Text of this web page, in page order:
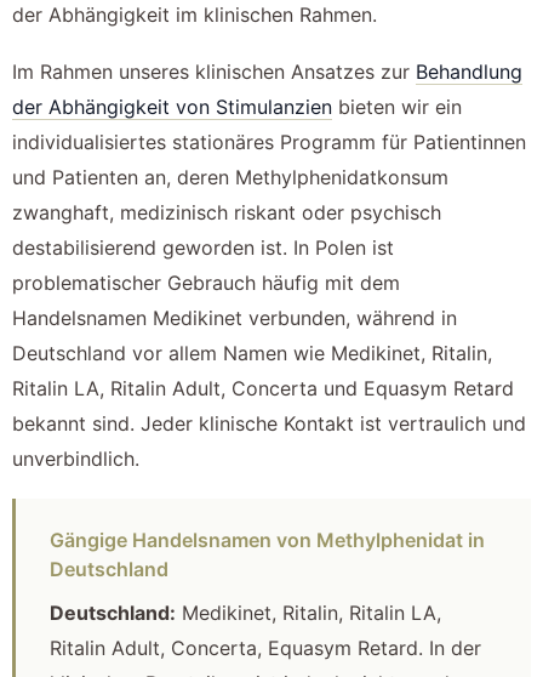
der Abhängigkeit im klinischen Rahmen.
Im Rahmen unseres klinischen Ansatzes zur Behandlung
der Abhängigkeit von Stimulanzien bieten wir ein
individualisiertes stationäres Programm für Patientinnen
und Patienten an, deren Methylphenidatkonsum
zwanghaft, medizinisch riskant oder psychisch
destabilisierend geworden ist. In Polen ist
problematischer Gebrauch häufig mit dem
Handelsnamen Medikinet verbunden, während in
Deutschland vor allem Namen wie Medikinet, Ritalin,
Ritalin LA, Ritalin Adult, Concerta und Equasym Retard
bekannt sind. Jeder klinische Kontakt ist vertraulich und
unverbindlich.
Gängige Handelsnamen von Methylphenidat in
Deutschland
Deutschland: Medikinet, Ritalin, Ritalin LA,
Ritalin Adult, Concerta, Equasym Retard. In der